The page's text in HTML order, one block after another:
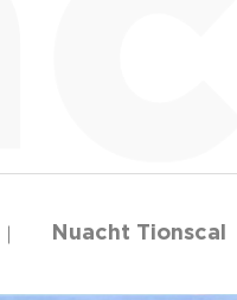
Nuacht Tionscal